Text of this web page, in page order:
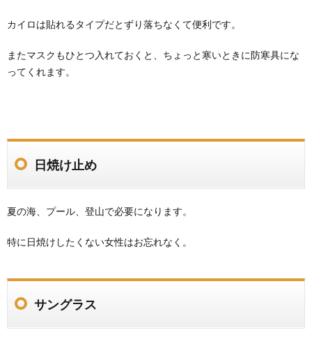
カイロは貼れるタイプだとずり落ちなくて便利です。
またマスクもひとつ入れておくと、ちょっと寒いときに防寒具にな
ってくれます。
日焼け止め
夏の海、プール、登山で必要になります。
特に日焼けしたくない女性はお忘れなく。
サングラス